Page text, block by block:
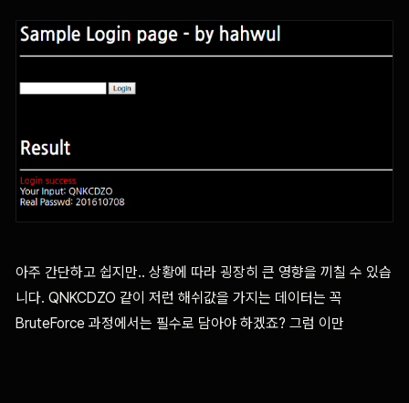
아주 간단하고 쉽지만.. 상황에 따라 굉장히 큰 영향을 끼칠 수 있습
니다. QNKCDZO 같이 저런 해쉬값을 가지는 데이터는 꼭
BruteForce 과정에서는 필수로 담아야 하겠죠? 그럼 이만